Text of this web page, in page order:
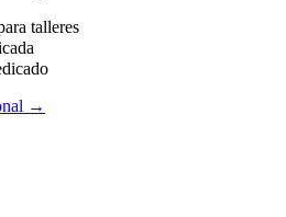
talleres
→